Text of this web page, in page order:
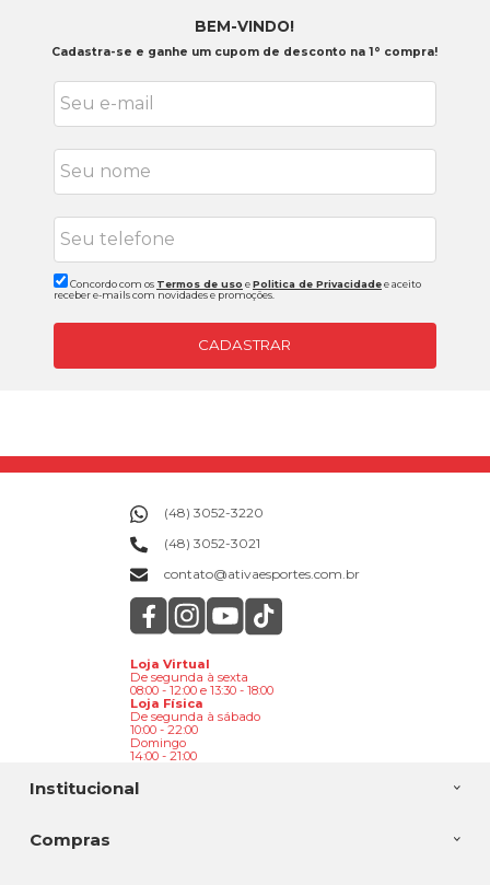
BEM-VINDO!
Cadastra-se e ganhe um cupom de desconto na 1° compra!
Concordo com os Termos de uso ePolitica de Privacidadee aceito
receber e-mails com novidades e promoções.
CADASTRAR
Institucional
Compras
(48) 3052-3220
(48) 3052-3021
contato@ativaesportes.com.br
Loja Virtual
De segunda à sexta
08:00 - 12:00 e 13:30 - 18:00
Loja Física
De segunda à sábado
10:00 - 22:00
Domingo
14:00 - 21:00